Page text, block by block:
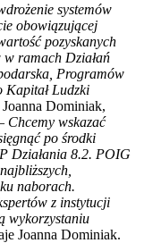
systemów
obowiązującej
pozyskanych
ramach Działań
Programów
Kapitał Ludzki
Dominiak,
Chcemy wskazać
po środki
Działania 8.2. POIG
naborach.
z instytucji
wykorzystaniu
Joanna Dominiak.